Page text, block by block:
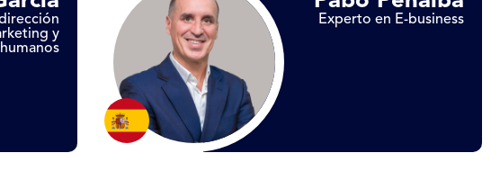
y
Experto en E-business